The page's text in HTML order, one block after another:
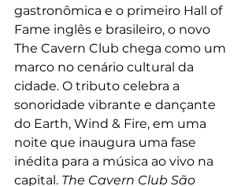
gastronômica e o primeiro Hall of
Fame inglês e brasileiro, o novo
The Cavern Club chega como um
marco no cenário cultural da
cidade. O tributo celebra a
sonoridade vibrante e dançante
do Earth, Wind & Fire, em uma
noite que inaugura uma fase
inédita para a música ao vivo na
capital. The Cavern Club São